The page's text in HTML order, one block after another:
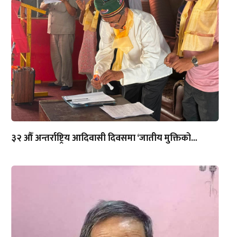
३२ औँ अन्तर्राष्ट्रिय आदिवासी दिवसमा ‘जातीय मुक्तिको...